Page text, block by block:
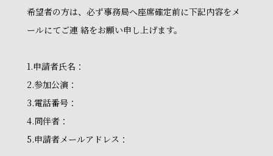
希望者の方は、必ず事務局へ座席確定前に下記内容をメ
ールにてご連 絡をお願い申し上げます。
1.申請者氏名：
2.参加公演：
3.電話番号：
4.同伴者：
5.申請者メールアドレス：